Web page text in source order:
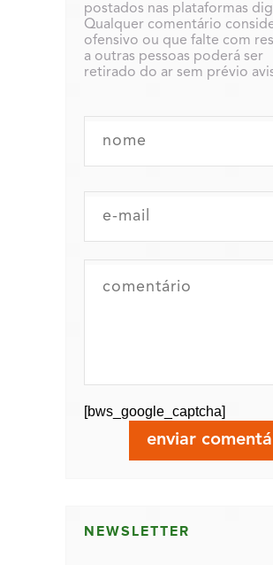
postados nas plataformas
Qualquer comentário
ofensivo ou que falte com
a outras pessoas poderá ser
retirado do ar sem prévio
[bws_google_captcha]
NEWSLETTER